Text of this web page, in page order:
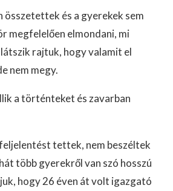
összetettek és a gyerekek sem
megfelelően elmondani, mi
rajtuk, hogy valamit el
nem megy.
a történteket és zavarban
tettek, nem beszéltek
több gyerekről van szó hosszú
hogy 26 éven át volt igazgató